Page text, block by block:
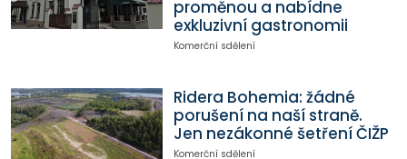
proměnou a nabídne
exkluzivní gastronomii
Komerční sdělení
Ridera Bohemia: žádné
porušení na naší straně.
Jen nezákonné šetření ČIŽP
Komerční sdělení